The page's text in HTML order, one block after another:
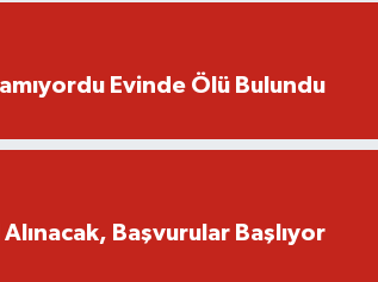
Evinde Ölü Bulundu
Başvurular Başlıyor